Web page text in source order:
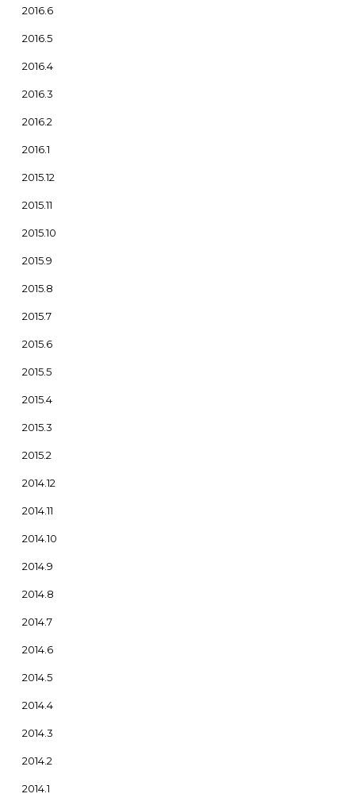
2016.6
2016.5
2016.4
2016.3
2016.2
2016.1
2015.12
2015.11
2015.10
2015.9
2015.8
2015.7
2015.6
2015.5
2015.4
2015.3
2015.2
2014.12
2014.11
2014.10
2014.9
2014.8
2014.7
2014.6
2014.5
2014.4
2014.3
2014.2
2014.1